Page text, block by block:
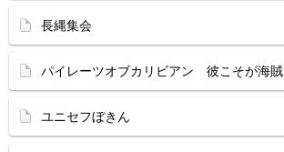
長縄集会
パイレーツオブカリビアン 彼こそが海賊
ユニセフぼきん